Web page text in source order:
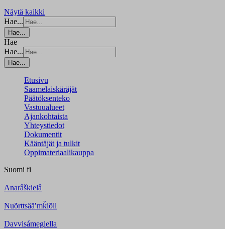
Näytä kaikki
Hae...
Hae...
Hae
Hae...
Hae...
Etusivu
Saamelaiskäräjät
Päätöksenteko
Vastuualueet
Ajankohtaista
Yhteystiedot
Dokumentit
Kääntäjät ja tulkit
Oppimateriaalikauppa
Suomi fi
Anarâškielâ
Nuõrttsääʹmǩiõll
Davvisámegiella